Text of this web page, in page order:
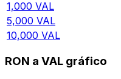
1,000 VAL
5,000 VAL
10,000 VAL
RON a VAL gráfico